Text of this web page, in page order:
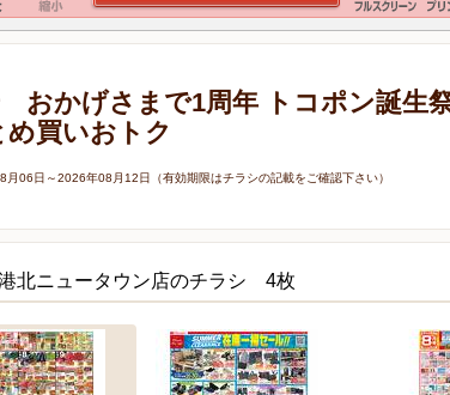
おかげさまで1周年 トコポン誕生
買いおトク
月06日～2026年08月12日（有効期限はチラシの記載をご確認下さい）
北ニュータウン店のチラシ 4枚